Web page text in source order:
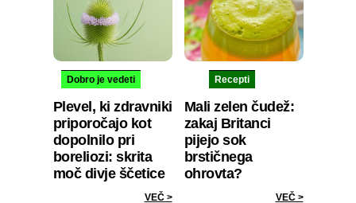
Dobro je vedeti
Plevel, ki zdravniki
priporočajo kot
dopolnilo pri
boreliozi: skrita
moč divje ščetice
VEČ >
Recepti
Mali zelen čudež:
zakaj Britanci
pijejo sok
brstičnega
ohrovta?
VEČ >